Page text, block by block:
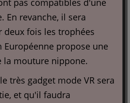
pas compatibles d'une
En revanche, il sera
deux fois les trophées
Européenne propose une
la mouture nippone.
très gadget mode VR sera
et qu'il faudra